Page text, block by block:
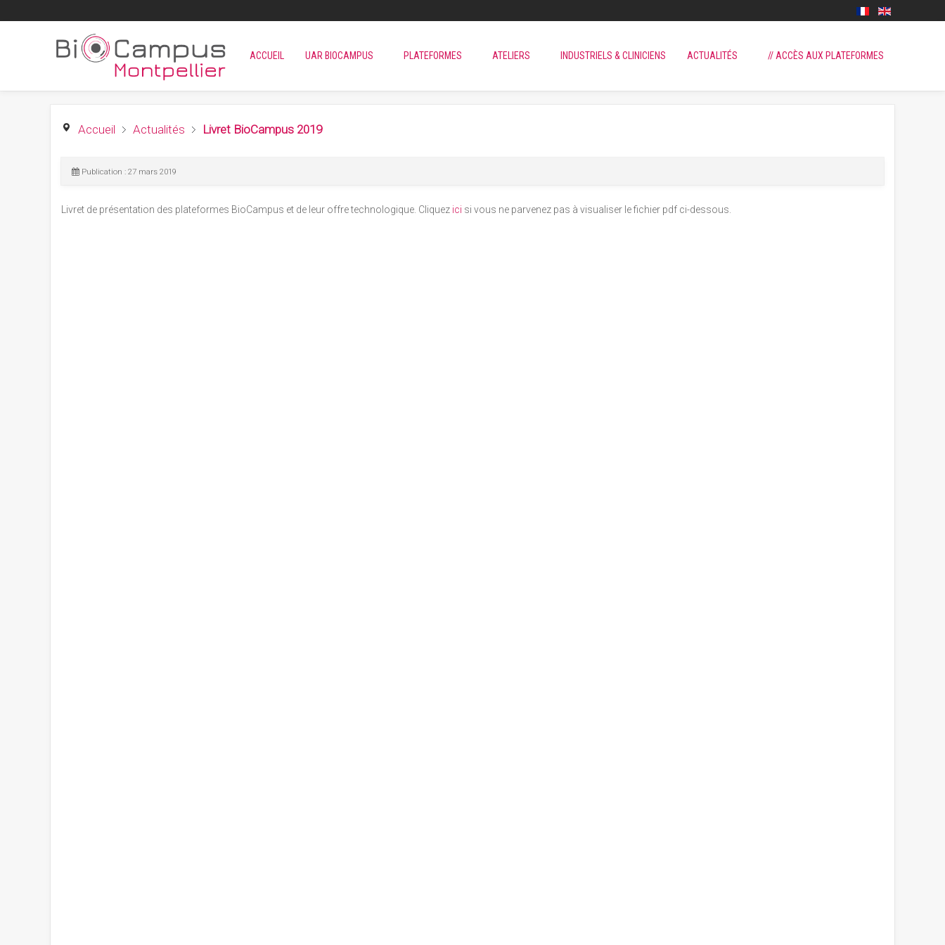
ACCUEIL UAR BIOCAMPUS PLATEFORMES ATELIERS INDUSTRIELS & CLINICIENS ACTUALITÉS // ACCÈS AUX PLATEFORMES
Accueil Actualités Livret BioCampus 2019
Publication : 27 mars 2019
Livret de présentation des plateformes BioCampus et de leur offre technologique. Cliquez ici si vous ne parvenez pas à visualiser le fichier pdf ci-dessous.